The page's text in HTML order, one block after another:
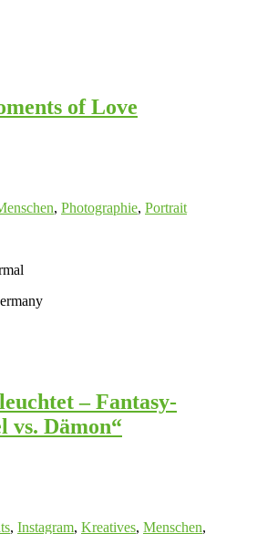
of Love
, Photographie, Portrait
– Fantasy-
vs. Dämon“
, Instagram, Kreatives, Menschen,